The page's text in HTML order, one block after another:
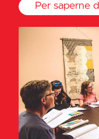
Per saperne